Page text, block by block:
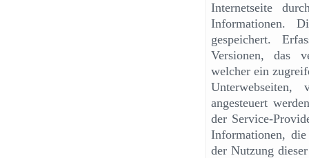
Internetseite
Informationen.
gespeichert.
Versionen, das
welcher ein
angesteuert
der Service-
Informationen,
der Nutzung